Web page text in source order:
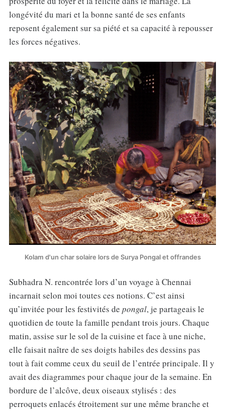
longévité du mari et la bonne santé de ses enfants
reposent également sur sa piété et sa capacité à repousser
les forces négatives.
Kolam d'un char solaire lors de Surya Pongal et offrandes
Subhadra N. rencontrée lors d’un voyage à Chennai
incarnait selon moi toutes ces notions. C’est ainsi
qu’invitée pour les festivités de pongal, je partageais le
quotidien de toute la famille pendant trois jours. Chaque
matin, assise sur le sol de la cuisine et face à une niche,
elle faisait naître de ses doigts habiles des dessins pas
tout à fait comme ceux du seuil de l’entrée principale. Il y
avait des diagrammes pour chaque jour de la semaine. En
bordure de l’alcôve, deux oiseaux stylisés : des
perroquets enlacés étroitement sur une même branche et